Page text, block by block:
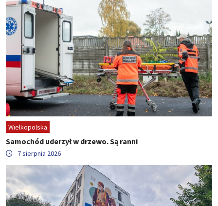
Wielkopolska
Samochód uderzył w drzewo. Są ranni
7 sierpnia 2026